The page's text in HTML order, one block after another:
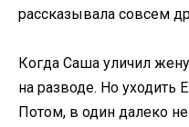
рассказывала совсем
Когда Саша уличил
на разводе. Но уходить
Потом, в один далеко